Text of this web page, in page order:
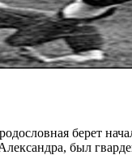
берет
был